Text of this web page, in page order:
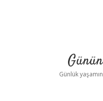
Günlük